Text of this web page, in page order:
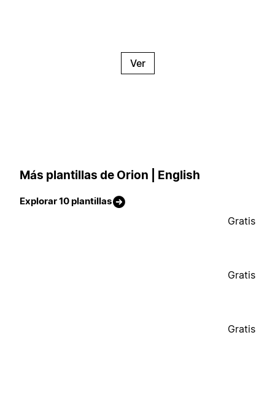
Ver
Más plantillas de Orion | English
Explorar 10 plantillas
Gratis
Gratis
Gratis